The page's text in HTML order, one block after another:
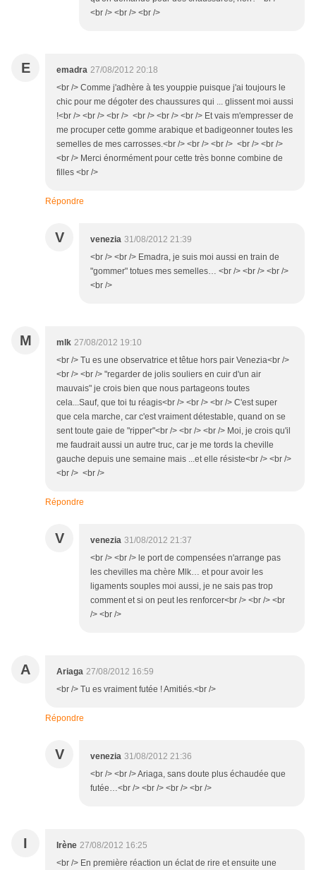
<br /> <br /> <br />
E emadra 27/08/2012 20:18
<br /> Comme j'adhère à tes youppie puisque j'ai toujours le
chic pour me dégoter des chaussures qui ... glissent moi aussi
!<br /> <br /> <br /> <br /> <br /> <br /> Et vais m'empresser de
me procuper cette gomme arabique et badigeonner toutes les
semelles de mes carrosses.<br /> <br /> <br /> <br /> <br />
<br /> Merci énormément pour cette très bonne combine de
filles <br />
Répondre
V venezia 31/08/2012 21:39
<br /> <br /> Emadra, je suis moi aussi en train de
"gommer" totues mes semelles… <br /> <br /> <br />
<br />
M mlk 27/08/2012 19:10
<br /> Tu es une observatrice et têtue hors pair Venezia<br />
<br /> <br /> "regarder de jolis souliers en cuir d'un air
mauvais" je crois bien que nous partageons toutes
cela...Sauf, que toi tu réagis<br /> <br /> <br /> C'est super
que cela marche, car c'est vraiment détestable, quand on se
sent toute gaie de "ripper"<br /> <br /> <br /> Moi, je crois qu'il
me faudrait aussi un autre truc, car je me tords la cheville
gauche depuis une semaine mais ...et elle résiste<br /> <br />
<br /> <br />
Répondre
V venezia 31/08/2012 21:37
<br /> <br /> le port de compensées n'arrange pas
les chevilles ma chère Mlk… et pour avoir les
ligaments souples moi aussi, je ne sais pas trop
comment et si on peut les renforcer<br /> <br /> <br
/> <br />
A Ariaga 27/08/2012 16:59
<br /> Tu es vraiment futée ! Amitiés.<br />
Répondre
V venezia 31/08/2012 21:36
<br /> <br /> Ariaga, sans doute plus échaudée que
futée…<br /> <br /> <br /> <br />
I Irène 27/08/2012 16:25
<br /> En première réaction un éclat de rire et ensuite une